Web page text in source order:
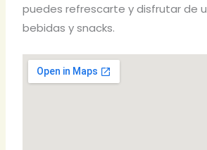
puedes refrescarte y disfrutar de
bebidas y snacks.